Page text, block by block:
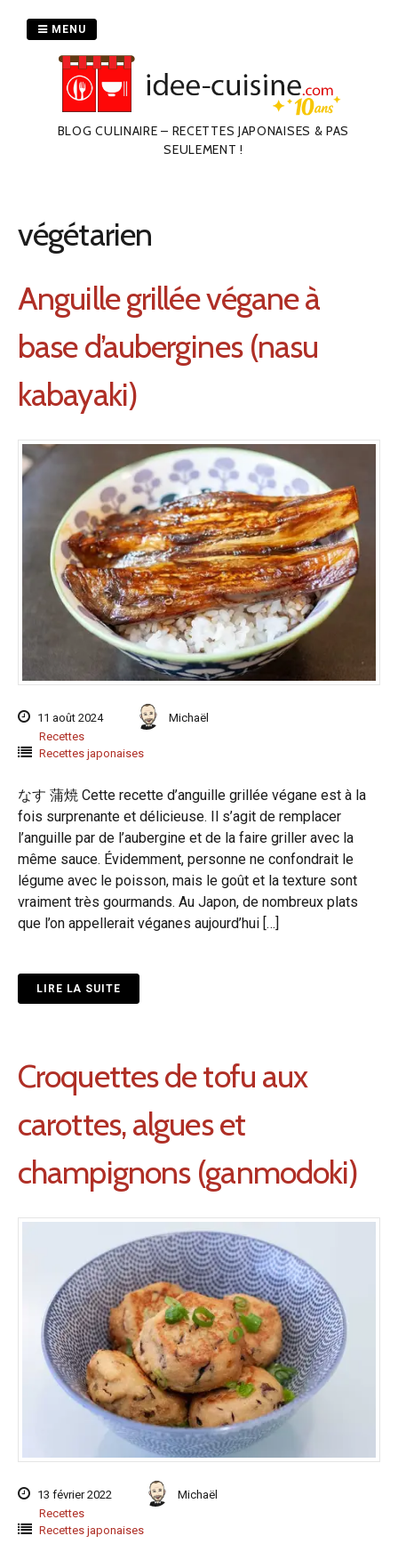
BLOG CULINAIRE – RECETTES JAPONAISES & PAS
SEULEMENT !
MENU
végétarien
Anguille grillée végane à
base d’aubergines (nasu
kabayaki)
11 août 2024
Michaël
Recettes
Recettes japonaises
なす 蒲焼 Cette recette d’anguille grillée végane est à la
fois surprenante et délicieuse. Il s’agit de remplacer
l’anguille par de l’aubergine et de la faire griller avec la
même sauce. Évidemment, personne ne confondrait le
légume avec le poisson, mais le goût et la texture sont
vraiment très gourmands. Au Japon, de nombreux plats
que l’on appellerait véganes aujourd’hui […]
LIRE LA SUITE
Croquettes de tofu aux
carottes, algues et
champignons (ganmodoki)
13 février 2022
Michaël
Recettes
Recettes japonaises